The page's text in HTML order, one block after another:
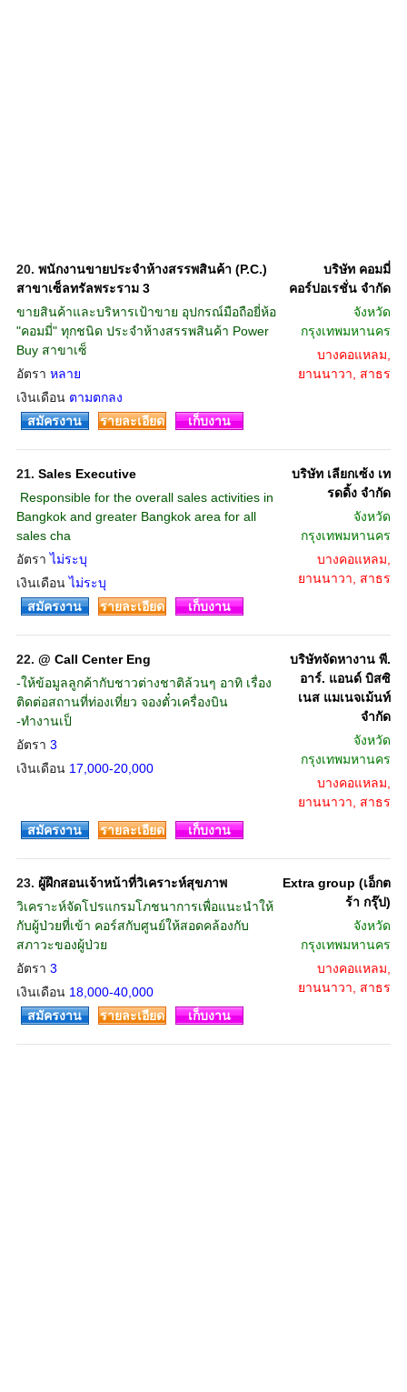
20. พนักงานขายประจำห้างสรรพสินค้า (P.C.)
สาขาเซ็ลทรัลพระราม 3
ขายสินค้าและบริหารเป้าขาย อุปกรณ์มือถือยี่ห้อ
"คอมมี่" ทุกชนิด ประจำห้างสรรพสินค้า Power
Buy สาขาเซ็
อัตรา หลาย
เงินเดือน ตามตกลง
บริษัท คอมมี่
คอร์ปอเรชั่น จำกัด
จังหวัด
กรุงเทพมหานคร
บางคอแหลม,
ยานนาวา, สาธร
สมัครงาน รายละเอียด เก็บงาน
21. Sales Executive
 Responsible for the overall sales activities in
Bangkok and greater Bangkok area for all
sales cha
อัตราไม่ระบุ
เงินเดือนไม่ระบุ
บริษัท เลียกเซ้ง เท
รดดิ้ง จำกัด
จังหวัด
กรุงเทพมหานคร
บางคอแหลม,
ยานนาวา, สาธร
สมัครงาน
รายละเอียด เก็บงาน
22. @ Call Center Eng
-ให้ข้อมูลลูกค้ากับชาวต่างชาติล้วนๆ อาทิ เรื่อง
ติดต่อสถานที่ท่องเที่ยว จองตั๋วเครื่องบิน
-ทำงานเป็
อัตรา 3
เงินเดือน 17,000-20,000
บริษัทจัดหางาน พี.
อาร์. แอนด์ บิสซิ
เนส แมเนจเม้นท์
จำกัด
จังหวัด
กรุงเทพมหานคร
บางคอแหลม,
ยานนาวา, สาธร
สมัครงาน
รายละเอียด เก็บงาน
23. ผู้ฝึกสอนเจ้าหน้าที่วิเคราะห์สุขภาพ
วิเคราะห์จัดโปรแกรมโภชนาการเพื่อแนะนำให้
กับผู้ป่วยที่เข้า คอร์สกับศูนย์ให้สอดคล้องกับ
สภาวะของผู้ป่วย
อัตรา 3
เงินเดือน 18,000-40,000
Extra group (เอ็กต
ร้า กรุ๊ป)
จังหวัด
กรุงเทพมหานคร
บางคอแหลม,
ยานนาวา, สาธร
สมัครงาน
รายละเอียด เก็บงาน